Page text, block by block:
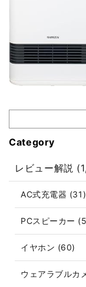
Category
レビュー解説
AC式充電器 (31)
PCスピーカー
イヤホン (60)
ウェアラブルカ